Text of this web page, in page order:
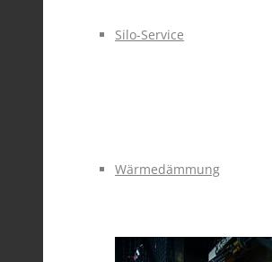
Silo-Service
Wärmedämmung